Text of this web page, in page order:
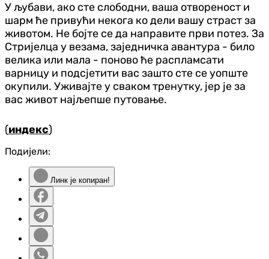
У љубави, ако сте слободни, ваша отвореност и
шарм ће привући некога ко дели вашу страст за
животом. Не бојте се да направите први потез. За
Стријелца у везама, заједничка авантура - било
велика или мала - поново ће распламсати
варницу и подсјетити вас зашто сте се уопште
окупили. Уживајте у сваком тренутку, јер је за
вас живот најљепше путовање.
(индекс)
Подијели:
Линк је копиран!